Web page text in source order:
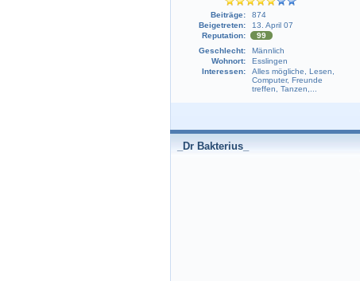
Beiträge:
874
Beigetreten:
13. April 07
Reputation:
99
Geschlecht:
Männlich
Wohnort:
Esslingen
Interessen:
Alles mögliche, Lesen,
Computer, Freunde
treffen, Tanzen,...
_Dr Bakterius_